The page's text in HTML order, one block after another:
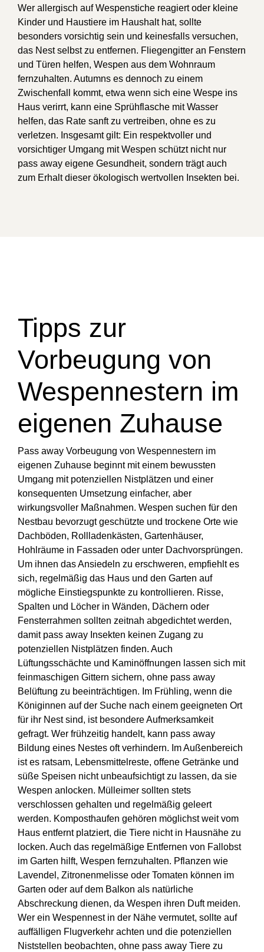
Wer allergisch auf Wespenstiche reagiert oder kleine
Kinder und Haustiere im Haushalt hat, sollte
besonders vorsichtig sein und keinesfalls versuchen,
das Nest selbst zu entfernen. Fliegengitter an Fenstern
und Türen helfen, Wespen aus dem Wohnraum
fernzuhalten. Autumns es dennoch zu einem
Zwischenfall kommt, etwa wenn sich eine Wespe ins
Haus verirrt, kann eine Sprühflasche mit Wasser
helfen, das Rate sanft zu vertreiben, ohne es zu
verletzen. Insgesamt gilt: Ein respektvoller und
vorsichtiger Umgang mit Wespen schützt nicht nur
pass away eigene Gesundheit, sondern trägt auch
zum Erhalt dieser ökologisch wertvollen Insekten bei.
Tipps zur
Vorbeugung von
Wespennestern im
eigenen Zuhause
Pass away Vorbeugung von Wespennestern im
eigenen Zuhause beginnt mit einem bewussten
Umgang mit potenziellen Nistplätzen und einer
konsequenten Umsetzung einfacher, aber
wirkungsvoller Maßnahmen. Wespen suchen für den
Nestbau bevorzugt geschützte und trockene Orte wie
Dachböden, Rollladenkästen, Gartenhäuser,
Hohlräume in Fassaden oder unter Dachvorsprüngen.
Um ihnen das Ansiedeln zu erschweren, empfiehlt es
sich, regelmäßig das Haus und den Garten auf
mögliche Einstiegspunkte zu kontrollieren. Risse,
Spalten und Löcher in Wänden, Dächern oder
Fensterrahmen sollten zeitnah abgedichtet werden,
damit pass away Insekten keinen Zugang zu
potenziellen Nistplätzen finden. Auch
Lüftungsschächte und Kaminöffnungen lassen sich mit
feinmaschigen Gittern sichern, ohne pass away
Belüftung zu beeinträchtigen. Im Frühling, wenn die
Königinnen auf der Suche nach einem geeigneten Ort
für ihr Nest sind, ist besondere Aufmerksamkeit
gefragt. Wer frühzeitig handelt, kann pass away
Bildung eines Nestes oft verhindern. Im Außenbereich
ist es ratsam, Lebensmittelreste, offene Getränke und
süße Speisen nicht unbeaufsichtigt zu lassen, da sie
Wespen anlocken. Mülleimer sollten stets
verschlossen gehalten und regelmäßig geleert
werden. Komposthaufen gehören möglichst weit vom
Haus entfernt platziert, die Tiere nicht in Hausnähe zu
locken. Auch das regelmäßige Entfernen von Fallobst
im Garten hilft, Wespen fernzuhalten. Pflanzen wie
Lavendel, Zitronenmelisse oder Tomaten können im
Garten oder auf dem Balkon als natürliche
Abschreckung dienen, da Wespen ihren Duft meiden.
Wer ein Wespennest in der Nähe vermutet, sollte auf
auffälligen Flugverkehr achten und die potenziellen
Niststellen beobachten, ohne pass away Tiere zu